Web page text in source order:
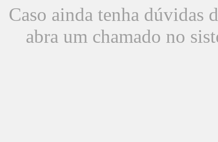
Caso ainda tenha dúvidas
abra um chamado no